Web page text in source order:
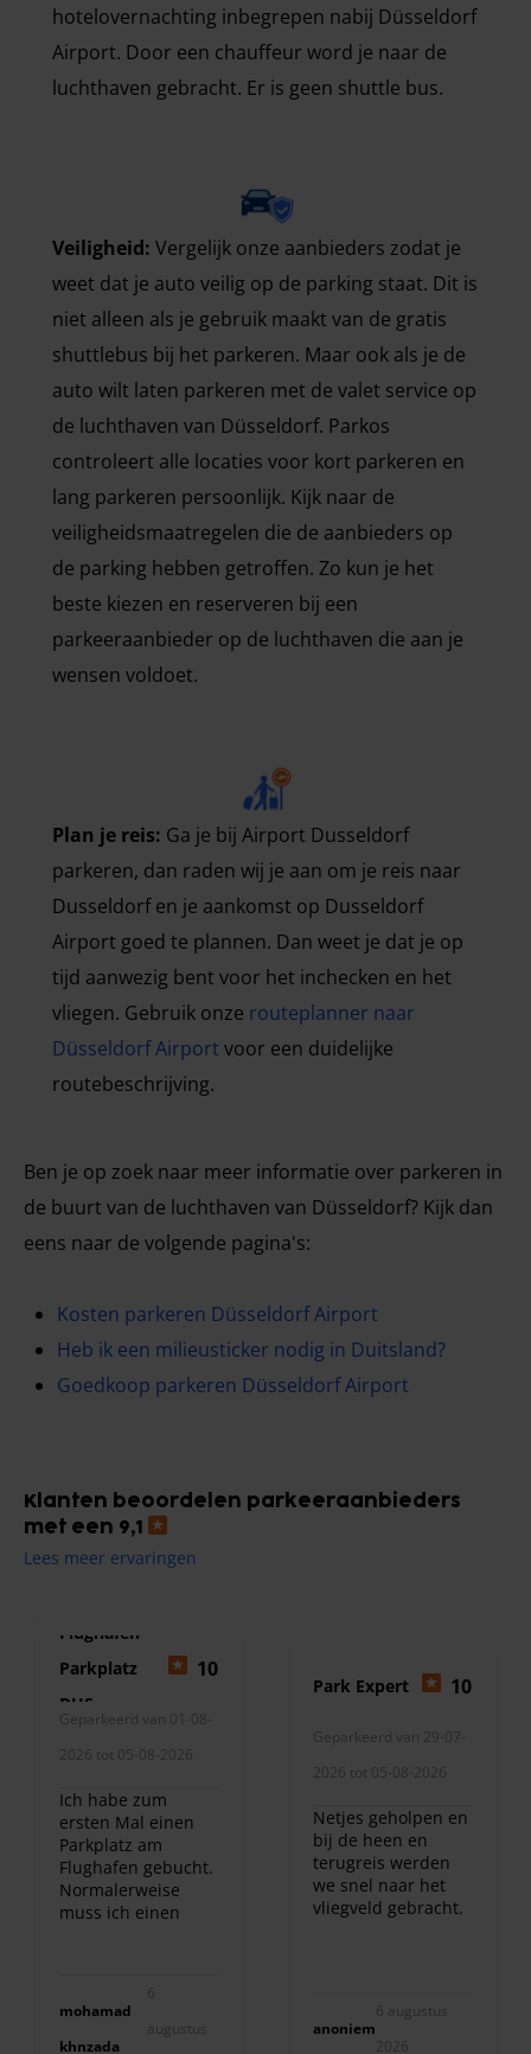
hotelovernachting inbegrepen nabij Düsseldorf
Airport. Door een chauffeur word je naar de
luchthaven gebracht. Er is geen shuttle bus.
Veiligheid: Vergelijk onze aanbieders zodat je
weet dat je auto veilig op de parking staat. Dit is
niet alleen als je gebruik maakt van de gratis
shuttlebus bij het parkeren. Maar ook als je de
auto wilt laten parkeren met de valet service op
de luchthaven van Düsseldorf. Parkos
controleert alle locaties voor kort parkeren en
lang parkeren persoonlijk. Kijk naar de
veiligheidsmaatregelen die de aanbieders op
de parking hebben getroffen. Zo kun je het
beste kiezen en reserveren bij een
parkeeraanbieder op de luchthaven die aan je
wensen voldoet.
Plan je reis: Ga je bij Airport Dusseldorf
parkeren, dan raden wij je aan om je reis naar
Dusseldorf en je aankomst op Dusseldorf
Airport goed te plannen. Dan weet je dat je op
tijd aanwezig bent voor het inchecken en het
vliegen. Gebruik onze routeplanner naar
Düsseldorf Airport voor een duidelijke
routebeschrijving.
Ben je op zoek naar meer informatie over parkeren in
de buurt van de luchthaven van Düsseldorf? Kijk dan
eens naar de volgende pagina's:
Kosten parkeren Düsseldorf Airport
Heb ik een milieusticker nodig in Duitsland?
Goedkoop parkeren Düsseldorf Airport
Klanten beoordelen parkeeraanbieders
met een 9,1
Lees meer ervaringen
Flughafen
Parkplatz
DUS
10
Geparkeerd van 01-08-
2026 tot 05-08-2026
Ich habe zum
ersten Mal einen
Parkplatz am
Flughafen gebucht.
Normalerweise
muss ich einen
werde sie immer
wieder buchen.
mohamad
khnzada
6
augustus
Park Expert 10
Geparkeerd van 29-07-
2026 tot 05-08-2026
Netjes geholpen en
bij de heen en
terugreis werden
we snel naar het
vliegveld gebracht.
anoniem
6 augustus
2026